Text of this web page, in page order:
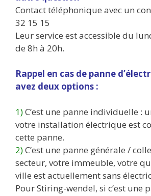
Contact téléphonique avec un
32 15 15
Leur service est accessible du
de 8h à 20h.
Rappel en cas de panne
avez deux options :
1)C’est une panne individuelle :
votre installation électrique est
cette panne.
2)C’est une panne générale /
secteur, votre immeuble, votre
ville est actuellement sans
Pour Stiring-wendel, si c’est une